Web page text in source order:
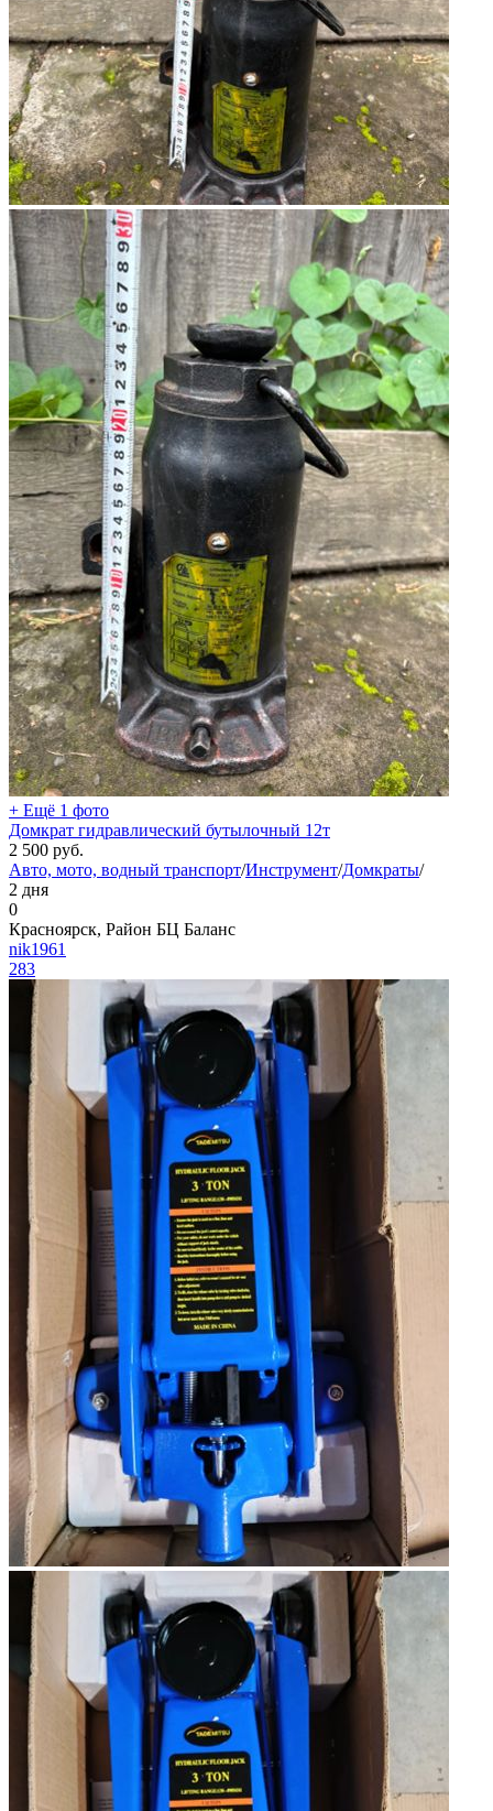
+ Ещё 1 фото
Домкрат гидравлический бутылочный 12т
2 500 руб.
Авто, мото, водный транспорт/Инструмент/Домкраты/
2 дня
0
Красноярск, Район БЦ Баланс
nik1961
283